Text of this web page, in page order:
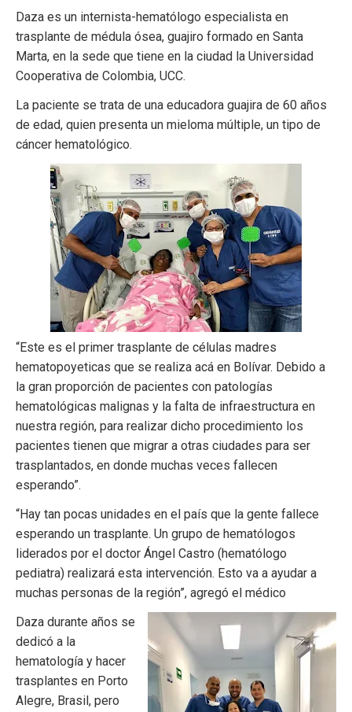
Daza es un internista-hematólogo especialista en
trasplante de médula ósea, guajiro formado en Santa
Marta, en la sede que tiene en la ciudad la Universidad
Cooperativa de Colombia, UCC.
La paciente se trata de una educadora guajira de 60 años
de edad, quien presenta un mieloma múltiple, un tipo de
cáncer hematológico.
“Este es el primer trasplante de células madres
hematopoyeticas que se realiza acá en Bolívar. Debido a
la gran proporción de pacientes con patologías
hematológicas malignas y la falta de infraestructura en
nuestra región, para realizar dicho procedimiento los
pacientes tienen que migrar a otras ciudades para ser
trasplantados, en donde muchas veces fallecen
esperando”.
“Hay tan pocas unidades en el país que la gente fallece
esperando un trasplante. Un grupo de hematólogos
liderados por el doctor Ángel Castro (hematólogo
pediatra) realizará esta intervención. Esto va a ayudar a
muchas personas de la región”, agregó el médico
Daza durante años se
dedicó a la
hematología y hacer
trasplantes en Porto
Alegre, Brasil, pero